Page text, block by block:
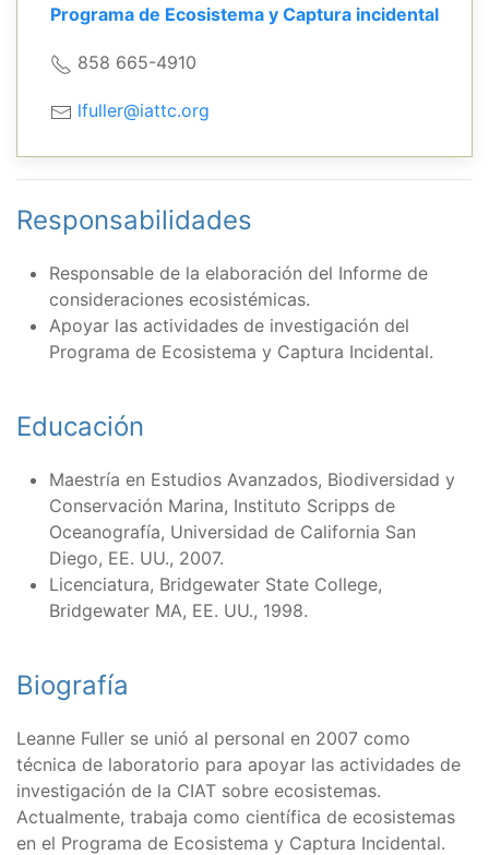
Programa de Ecosistema y Captura incidental
858 665-4910
lfuller@iattc.org
Responsabilidades
Responsable de la elaboración del Informe de
consideraciones ecosistémicas.
Apoyar las actividades de investigación del
Programa de Ecosistema y Captura Incidental.
Educación
Maestría en Estudios Avanzados, Biodiversidad y
Conservación Marina, Instituto Scripps de
Oceanografía, Universidad de California San
Diego, EE. UU., 2007.
Licenciatura, Bridgewater State College,
Bridgewater MA, EE. UU., 1998.
Biografía
Leanne Fuller se unió al personal en 2007 como
técnica de laboratorio para apoyar las actividades de
investigación de la CIAT sobre ecosistemas.
Actualmente, trabaja como científica de ecosistemas
en el Programa de Ecosistema y Captura Incidental.